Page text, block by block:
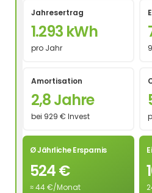
Jahresertrag
1.293 kWh
pro Jahr
Amortisation
2,8 Jahre
bei 929 € Invest
Ø Jährliche Ersparnis
524 €
≈ 44 €/Monat